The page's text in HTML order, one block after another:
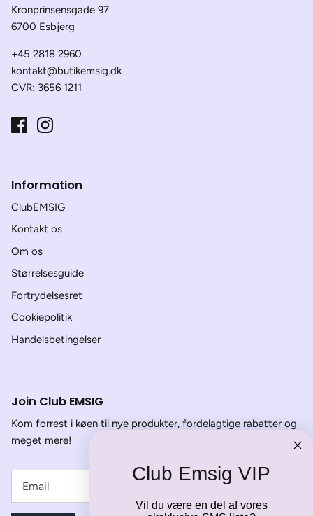
Kronprinsensgade 97
6700 Esbjerg
+45 2818 2960
kontakt@butikemsig.dk
CVR: 3656 1211
Information
ClubEMSIG
Kontakt os
Om os
Størrelsesguide
Fortrydelsesret
Cookiepolitik
Handelsbetingelser
Join Club EMSIG
Kom forrest i køen til nye produkter, fordelagtige rabatter og
meget mere!
Club Emsig VIP
Vil du være en del af vores